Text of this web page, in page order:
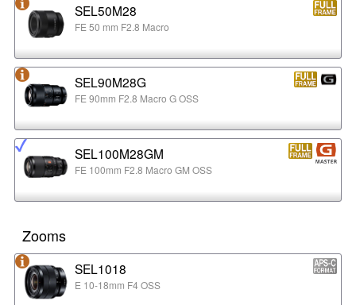
SEL50M28
FE 50 mm F2.8 Macro
SEL90M28G
FE 90mm F2.8 Macro G OSS
SEL100M28GM
FE 100mm F2.8 Macro GM OSS
Zooms
SEL1018
E 10-18mm F4 OSS